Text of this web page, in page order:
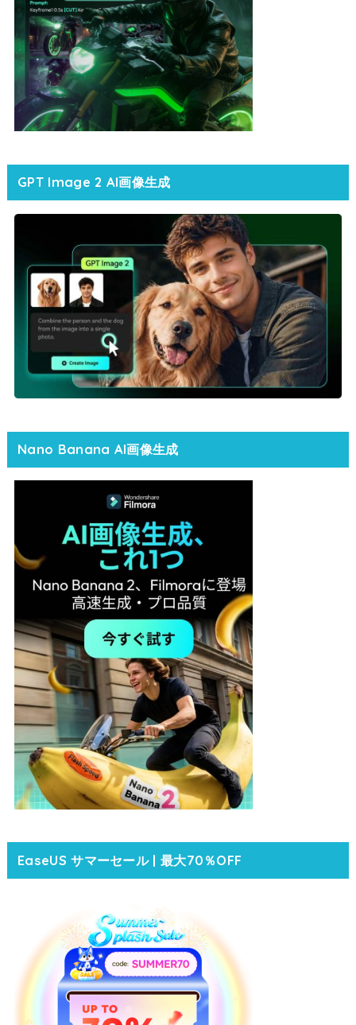
GPT Image 2 AI画像生成
Nano Banana AI画像生成
EaseUS サマーセール | 最大70％OFF